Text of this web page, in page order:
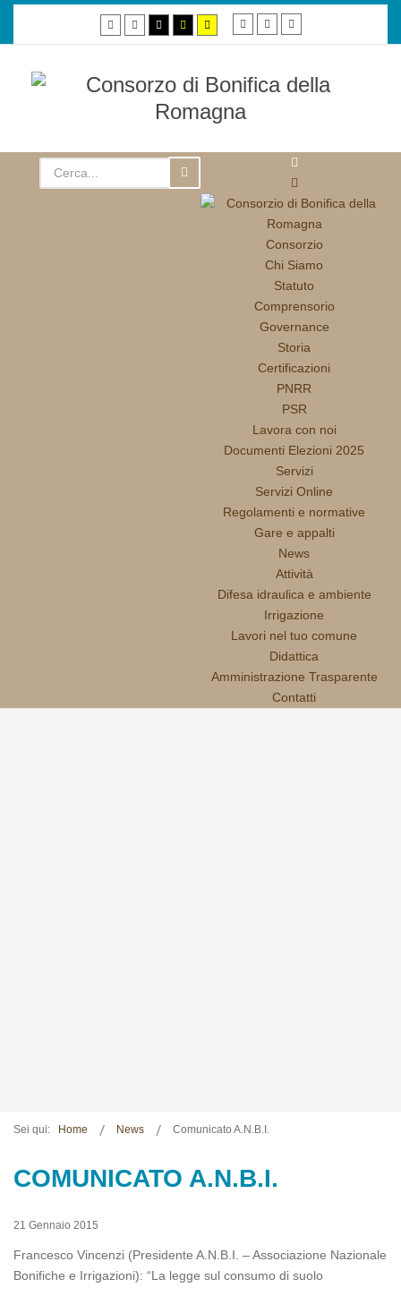
Default
mode
Night
mode
High
contrast
black/white
High
contrast
black/yellow
High
contrast
yellow/black
Smaller
font
Default
font
Larger
Consorzio
Chi Siamo
Statuto
Comprensorio
Governance
Storia
Certificazioni
PNRR
PSR
Lavora con noi
Documenti Elezioni 2025
Servizi
Servizi Online
Regolamenti e normative
Gare e appalti
News
Attività
Difesa idraulica e ambiente
Irrigazione
Lavori nel tuo comune
Didattica
Amministrazione Trasparente
Contatti
Sei qui: Home News Comunicato A.N.B.I.
COMUNICATO A.N.B.I.
21 Gennaio 2015
Francesco Vincenzi (Presidente A.N.B.I. – Associazione Nazionale
Bonifiche e Irrigazioni): “La legge sul consumo di suolo